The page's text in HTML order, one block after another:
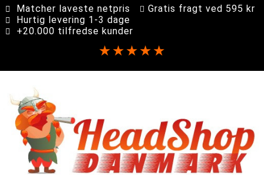
Matcher laveste netpris
Gratis fragt ved 595 kr
Hurtig levering 1-3 dage
+20.000 tilfredse kunder
★★★★★